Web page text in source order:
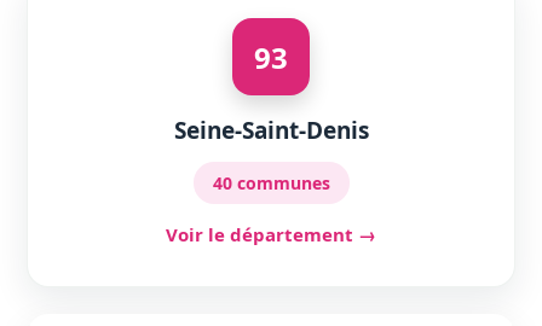
93
Seine-Saint-Denis
40 communes
Voir le département →